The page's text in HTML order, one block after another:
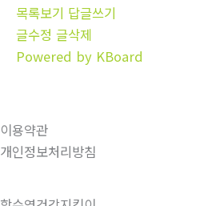
목록보기 답글쓰기
글수정 글삭제
Powered by KBoard
이용약관
개인정보처리방침